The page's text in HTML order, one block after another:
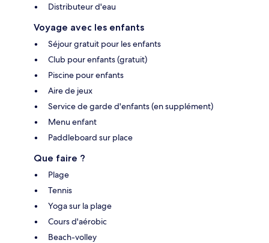
Distributeur d'eau
Voyage avec les enfants
Séjour gratuit pour les enfants
Club pour enfants (gratuit)
Piscine pour enfants
Aire de jeux
Service de garde d'enfants (en supplément)
Menu enfant
Paddleboard sur place
Que faire ?
Plage
Tennis
Yoga sur la plage
Cours d'aérobic
Beach-volley